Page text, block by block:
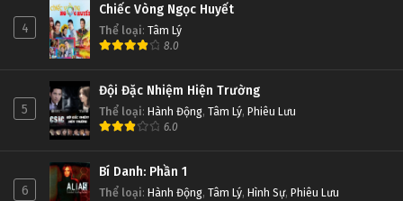
4
Chiếc Vòng Ngọc Huyết
Thể loại: Tâm Lý
8.0
5
Đội Đặc Nhiệm Hiện Trường
Thể loại: Hành Động, Tâm Lý, Phiêu Lưu
6.0
6
Bí Danh: Phần 1
Thể loại: Hành Động, Tâm Lý, Hình Sự, Phiêu Lưu